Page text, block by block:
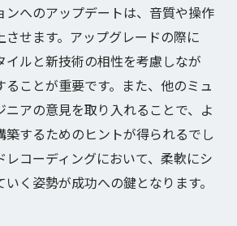
ンへのアップデートは、音質や操作
させます。アップグレードの際に
イルと新技術の相性を考慮しなが
ることが重要です。また、他のミュ
ニアの意見を取り入れることで、よ
築するためのヒントが得られるでし
レコーディングにおいて、柔軟にシ
く姿勢が成功への鍵となります。